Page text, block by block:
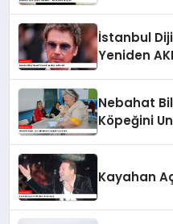
İstanbul
Yeniden
Nebahat
Köpeğini
Kayahan